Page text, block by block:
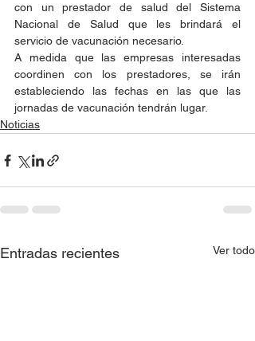
con un prestador de salud del Sistema
Nacional de Salud que les brindará el
servicio de vacunación necesario.
A medida que las empresas interesadas
coordinen con los prestadores, se irán
estableciendo las fechas en las que las
jornadas de vacunación tendrán lugar.
Noticias
Entradas recientes Ver todo